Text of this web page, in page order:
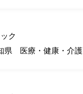
ク
県 医療・健康・介護